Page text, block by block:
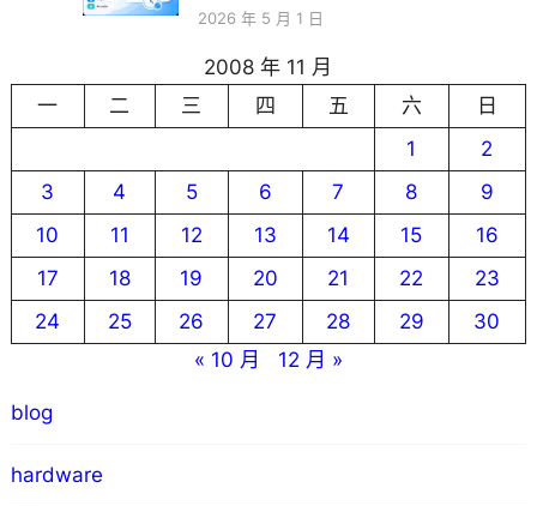
2026 年 5 月 1 日
2008 年 11 月
一
二 三 四 五 六
日
1
2
3
4 5 6 7 8
9
10
11 12 13 14 15
16
17
18 19 20 21 22
23
24
25 26 27 28 29
30
« 10 月
12 月 »
blog
hardware